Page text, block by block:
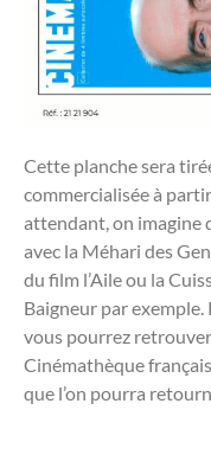
Cette planche sera
commercialisée à
attendant, on imagine
avec la Méhari des
du film l’Aile ou la
Baigneur par exemple.
vous pourrez retrouver
Cinémathèque
que l’on pourra